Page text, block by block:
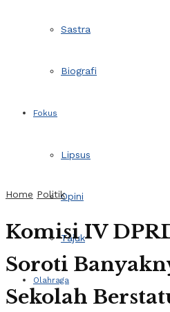
Sastra
Biografi
Fokus
Lipsus
Opini
Tajuk
Olahraga
Home Politik
Komisi IV
Soroti
Sekolah